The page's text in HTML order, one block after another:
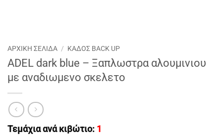
ΑΡΧΙΚΉ ΣΕΛΊΔΑ / ΚΑΔΟΣ BACK UP
ADEL dark blue – Ξαπλωστρα αλουμινιου
με αναδιωμενο σκελετο
Τεμάχια ανά κιβώτιο: 1